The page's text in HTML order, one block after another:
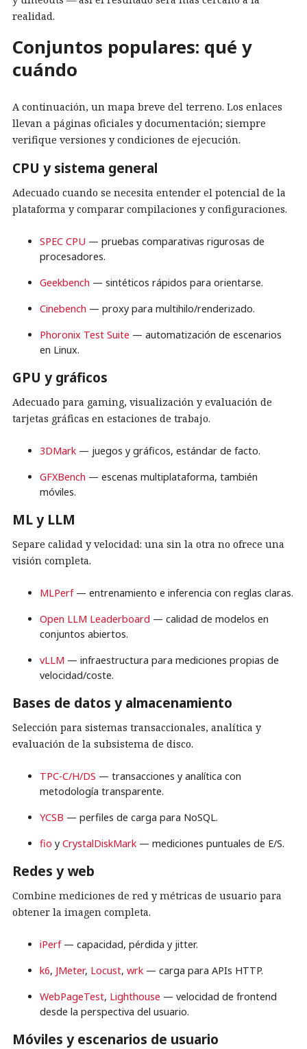
realidad.
Conjuntos populares: qué y
cuándo
A continuación, un mapa breve del terreno. Los enlaces
llevan a páginas oficiales y documentación; siempre
verifique versiones y condiciones de ejecución.
CPU y sistema general
Adecuado cuando se necesita entender el potencial de la
plataforma y comparar compilaciones y configuraciones.
SPEC CPU — pruebas comparativas rigurosas de
procesadores.
Geekbench — sintéticos rápidos para orientarse.
Cinebench — proxy para multihilo/renderizado.
Phoronix Test Suite — automatización de escenarios
en Linux.
GPU y gráficos
Adecuado para gaming, visualización y evaluación de
tarjetas gráficas en estaciones de trabajo.
3DMark — juegos y gráficos, estándar de facto.
GFXBench — escenas multiplataforma, también
móviles.
ML y LLM
Separe calidad y velocidad: una sin la otra no ofrece una
visión completa.
MLPerf— entrenamiento e inferencia con reglas claras.
Open LLM Leaderboard — calidad de modelos en
conjuntos abiertos.
vLLM — infraestructura para mediciones propias de
velocidad/coste.
Bases de datos y almacenamiento
Selección para sistemas transaccionales, analítica y
evaluación de la subsistema de disco.
TPC-C/H/DS — transacciones y analítica con
metodología transparente.
YCSB — perfiles de carga para NoSQL.
fio y CrystalDiskMark — mediciones puntuales de E/S.
Redes y web
Combine mediciones de red y métricas de usuario para
obtener la imagen completa.
iPerf— capacidad, pérdida y jitter.
k6, JMeter, Locust, wrk — carga para APIs HTTP.
WebPageTest, Lighthouse — velocidad de frontend
desde la perspectiva del usuario.
Móviles y escenarios de usuario